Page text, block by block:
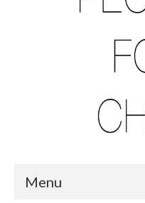
Menu